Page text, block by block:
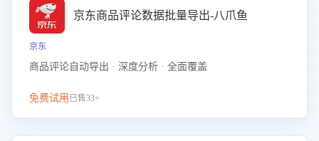
京东商品评论数据批量导出-八爪鱼
京东
商品评论自动导出 · 深度分析 · 全面覆盖
免费试用 已售33+